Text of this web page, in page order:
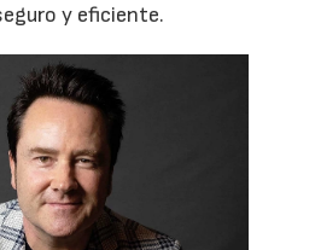
y eficiente.